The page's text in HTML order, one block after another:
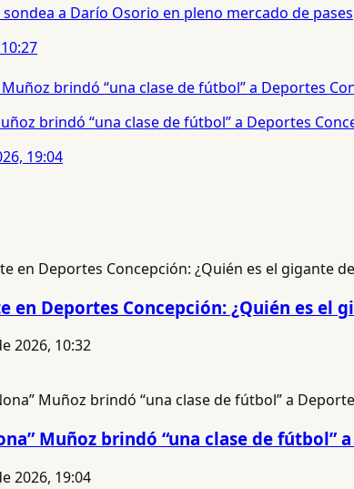
a Darío Osorio en pleno mercado de pases
brindó “una clase de fútbol” a Deportes
19:04
en Deportes Concepción: ¿Quién es el
2026, 10:32
Muñoz brindó “una clase de fútbol”
2026, 19:04